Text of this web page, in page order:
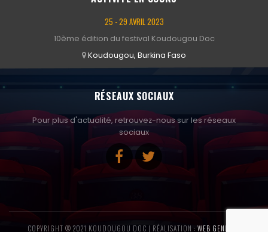
25 - 29 AVRIL 2023
10ème édition du festival Koudougou Doc
Koudougou, Burkina Faso
RÉSEAUX SOCIAUX
Pour plus d'actualité, retrouvez-nous sur les réseaux
sociaux
COPYRIGHT © 2021 KOUDOUGOU DOC | RÉALISATION : WEB GENIOUS